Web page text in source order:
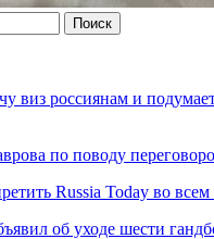
виз россиянам и
по поводу
Russia Today во
об уходе шести